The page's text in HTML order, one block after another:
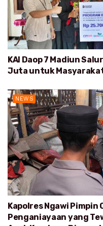
KAI Daop 7 Madiun
Juta untuk
NEWS
Kapolres Ngawi Pimpin
Penganiayaan yang